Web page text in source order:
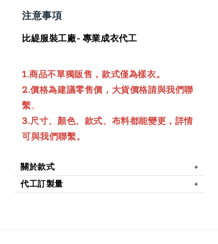
注意事項
比緹服裝工廠- 專業成衣代工
1.商品不單獨販售，款式僅為樣衣。
2.價格為建議零售價，大貨價格請與我們聯
繫。
3.尺寸、顏色、款式、布料都能變更，詳情
可與我們聯繫。
關於款式
代工訂製量